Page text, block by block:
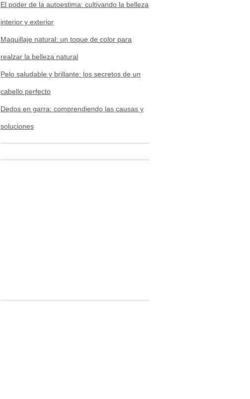
El poder de la autoestima: cultivando la belleza
interior y exterior
Maquillaje natural: un toque de color para
realzar la belleza natural
Pelo saludable y brillante: los secretos de un
cabello perfecto
Dedos en garra: comprendiendo las causas y
soluciones